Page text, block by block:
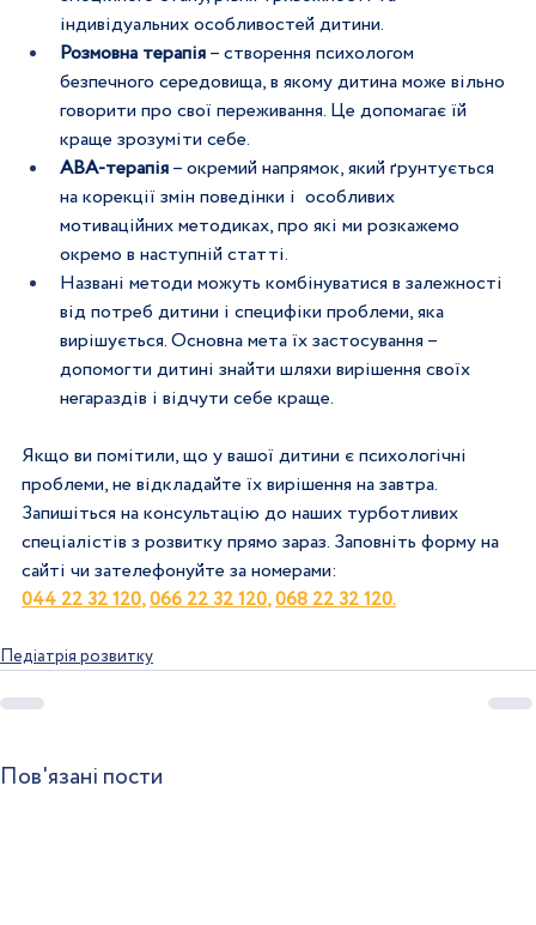
індивідуальних особливостей дитини.
Розмовна терапія – створення психологом
безпечного середовища, в якому дитина може вільно
говорити про свої переживання. Це допомагає їй
краще зрозуміти себе.
АВА-терапія – окремий напрямок, який ґрунтується
на корекції змін поведінки і  особливих
мотиваційних методиках, про які ми розкажемо
окремо в наступній статті.
Названі методи можуть комбінуватися в залежності
від потреб дитини і специфіки проблеми, яка
вирішується. Основна мета їх застосування –
допомогти дитині знайти шляхи вирішення своїх
негараздів і відчути себе краще.
Якщо ви помітили, що у вашої дитини є психологічні
проблеми, не відкладайте їх вирішення на завтра.
Запишіться на консультацію до наших турботливих
спеціалістів з розвитку прямо зараз. Заповніть форму на
сайті чи зателефонуйте за номерами:
044 22 32 120, 066 22 32 120, 068 22 32 120.
Педіатрія розвитку
Пов'язані пости